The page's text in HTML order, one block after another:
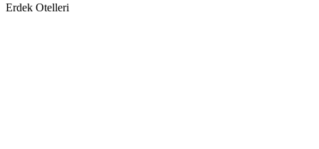
Erdek Otelleri